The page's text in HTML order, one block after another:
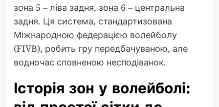
зона 5 – ліва задня, зона 6 – центральна
задня. Ця система, стандартизована
Міжнародною федерацією волейболу
(FIVB), робить гру передбачуваною, але
водночас сповненою несподіванок.
Історія зон у волейболі: